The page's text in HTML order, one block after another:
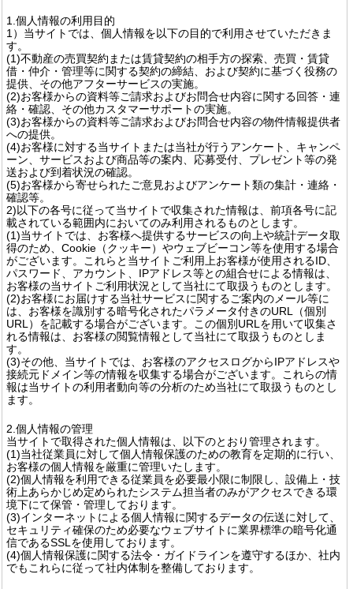
1.個人情報の利用目的
1）当サイトでは、個人情報を以下の目的で利用させていただきま
す。
(1)不動産の売買契約または賃貸契約の相手方の探索、売買・賃貸
借・仲介・管理等に関する契約の締結、および契約に基づく役務の
提供、その他アフターサービスの実施。
(2)お客様からの資料等ご請求およびお問合せ内容に関する回答・連
絡・確認、その他カスタマーサポートの実施。
(3)お客様からの資料等ご請求およびお問合せ内容の物件情報提供者
への提供。
(4)お客様に対する当サイトまたは当社が行うアンケート、キャンペ
ーン、サービスおよび商品等の案内、応募受付、プレゼント等の発
送および到着状況の確認。
(5)お客様から寄せられたご意見およびアンケート類の集計・連絡・
確認等。
2)以下の各号に従って当サイトで収集された情報は、前項各号に記
載されている範囲内においてのみ利用されるものとします。
(1)当サイトでは、お客様へ提供するサービスの向上や統計データ取
得のため、Cookie（クッキー）やウェブビーコン等を使用する場合
がございます。これらと当サイトご利用上お客様が使用されるID、
パスワード、アカウント、IPアドレス等との組合せによる情報は、
お客様の当サイトご利用状況として当社にて取扱うものとします。
(2)お客様にお届けする当社サービスに関するご案内のメール等に
は、お客様を識別する暗号化されたパラメータ付きのURL（個別
URL）を記載する場合がございます。この個別URLを用いて収集さ
れる情報は、お客様の閲覧情報として当社にて取扱うものとしま
す。
(3)その他、当サイトでは、お客様のアクセスログからIPアドレスや
接続元ドメイン等の情報を収集する場合がございます。これらの情
報は当サイトの利用者動向等の分析のため当社にて取扱うものとし
ます。
2.個人情報の管理
当サイトで取得された個人情報は、以下のとおり管理されます。
(1)当社従業員に対して個人情報保護のための教育を定期的に行い、
お客様の個人情報を厳重に管理いたします。
(2)個人情報を利用できる従業員を必要最小限に制限し、設備上・技
術上あらかじめ定められたシステム担当者のみがアクセスできる環
境下にて保管・管理しております。
(3)インターネットによる個人情報に関するデータの伝送に対して、
セキュリティ確保のため必要なウェブサイトに業界標準の暗号化通
信であるSSLを使用しております。
(4)個人情報保護に関する法令・ガイドラインを遵守するほか、社内
でもこれらに従って社内体制を整備しております。